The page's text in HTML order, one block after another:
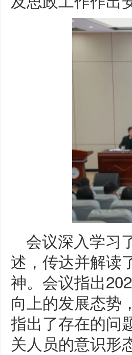
会议深入学习
述，传达并解读
神。会议指出
向上的发展态势
指出了存在的问
关人员的意识形